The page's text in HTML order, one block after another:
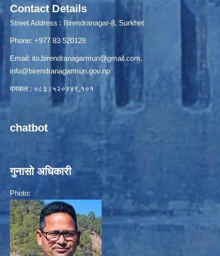
Contact Details
Street Address : Birendranagar-8, Surkhet
Phone: +977 83 520128
Email: ito.birendranagarmun@gmail.com,
info@birendranagarmun.gov.np
दमकल : ०८३।५२०७४९,१०१
chatbot
गुनासो अधिकारी
Photo: